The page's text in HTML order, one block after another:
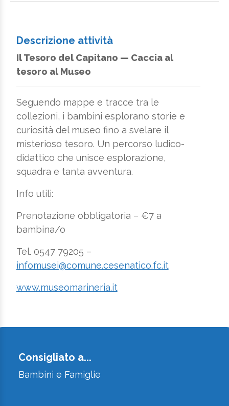
Descrizione attività
Il Tesoro del Capitano — Caccia al
tesoro al Museo
Seguendo mappe e tracce tra le
collezioni, i bambini esplorano storie e
curiosità del museo fino a svelare il
misterioso tesoro. Un percorso ludico-
didattico che unisce esplorazione,
squadra e tanta avventura.
Info utili:
Prenotazione obbligatoria – €7 a
bambina/o
Tel. 0547 79205 –
infomusei@comune.cesenatico.fc.it
www.museomarineria.it
Consigliato a...
Bambini e Famiglie